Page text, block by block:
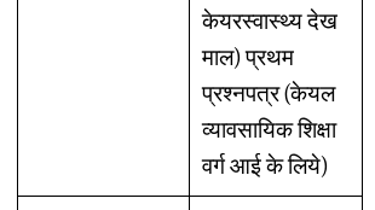
केयरस्वास्थ्य देख
माल) प्रथम
प्रश्नपत्र (केयल
व्यावसायिक शिक्षा
वर्ग आई के लिये)